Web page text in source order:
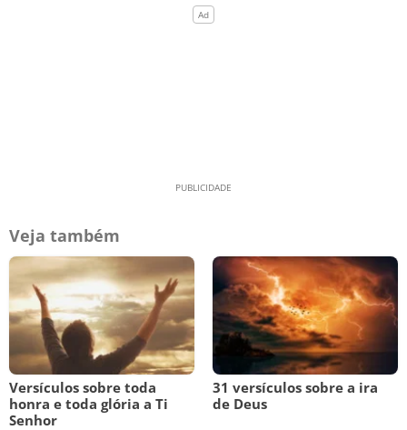
Veja também
Versículos sobre toda
honra e toda glória a Ti
Senhor
31 versículos sobre a ira
de Deus